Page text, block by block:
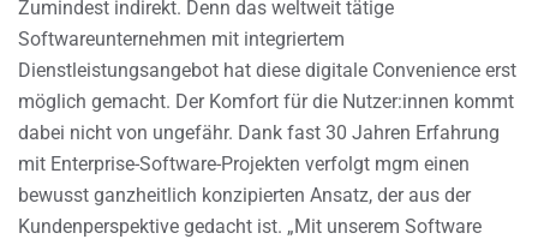
Zumindest indirekt. Denn das weltweit tätige
Softwareunternehmen mit integriertem
Dienstleistungsangebot hat diese digitale Convenience erst
möglich gemacht. Der Komfort für die Nutzer:innen kommt
dabei nicht von ungefähr. Dank fast 30 Jahren Erfahrung
mit Enterprise-Software-Projekten verfolgt mgm einen
bewusst ganzheitlich konzipierten Ansatz, der aus der
Kundenperspektive gedacht ist. „Mit unserem Software